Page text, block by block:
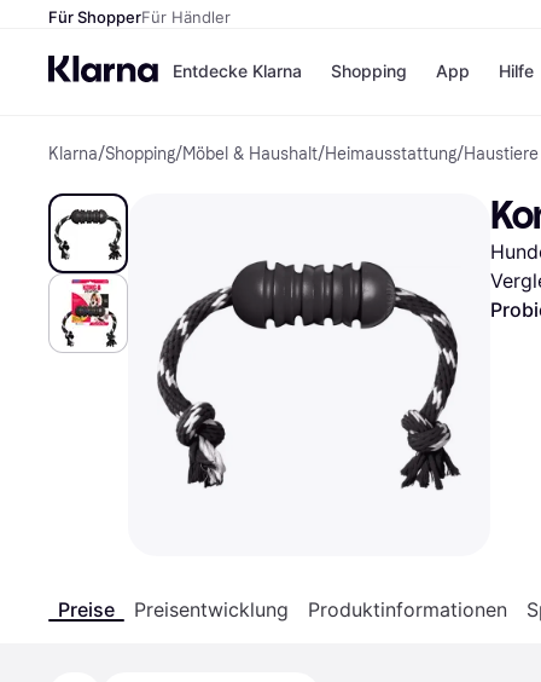
Für ShopperFür Händler
Entdecke Klarna
Zahlungsmethoden
Bezahle in bis zu 30
Tagen
Ratenzahlung
Shopping
Shops
eBay
Temu
SHEIN
App Hilfe
Klarna/Shopping/Möbel & Haushalt/Heimausstattung/Haustiere
Preise Preisentwicklung Produktinformationen